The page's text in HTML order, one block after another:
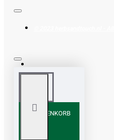
+ WARENKORB